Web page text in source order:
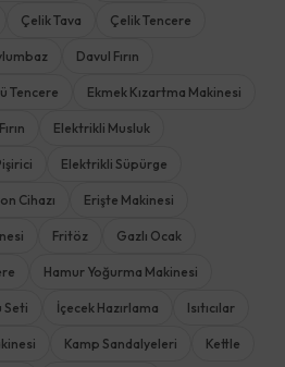
Çelik Tava Çelik Tencere
Davul Fırın
Tencere Ekmek Kızartma Makinesi
Elektrikli Musluk
Elektrikli Süpürge
Cihazı Erişte Makinesi
Fritöz Gazlı Ocak
Hamur Yoğurma Makinesi
Seti İçecek Hazırlama Isıtıcılar
Kamp Sandalyeleri Kettle